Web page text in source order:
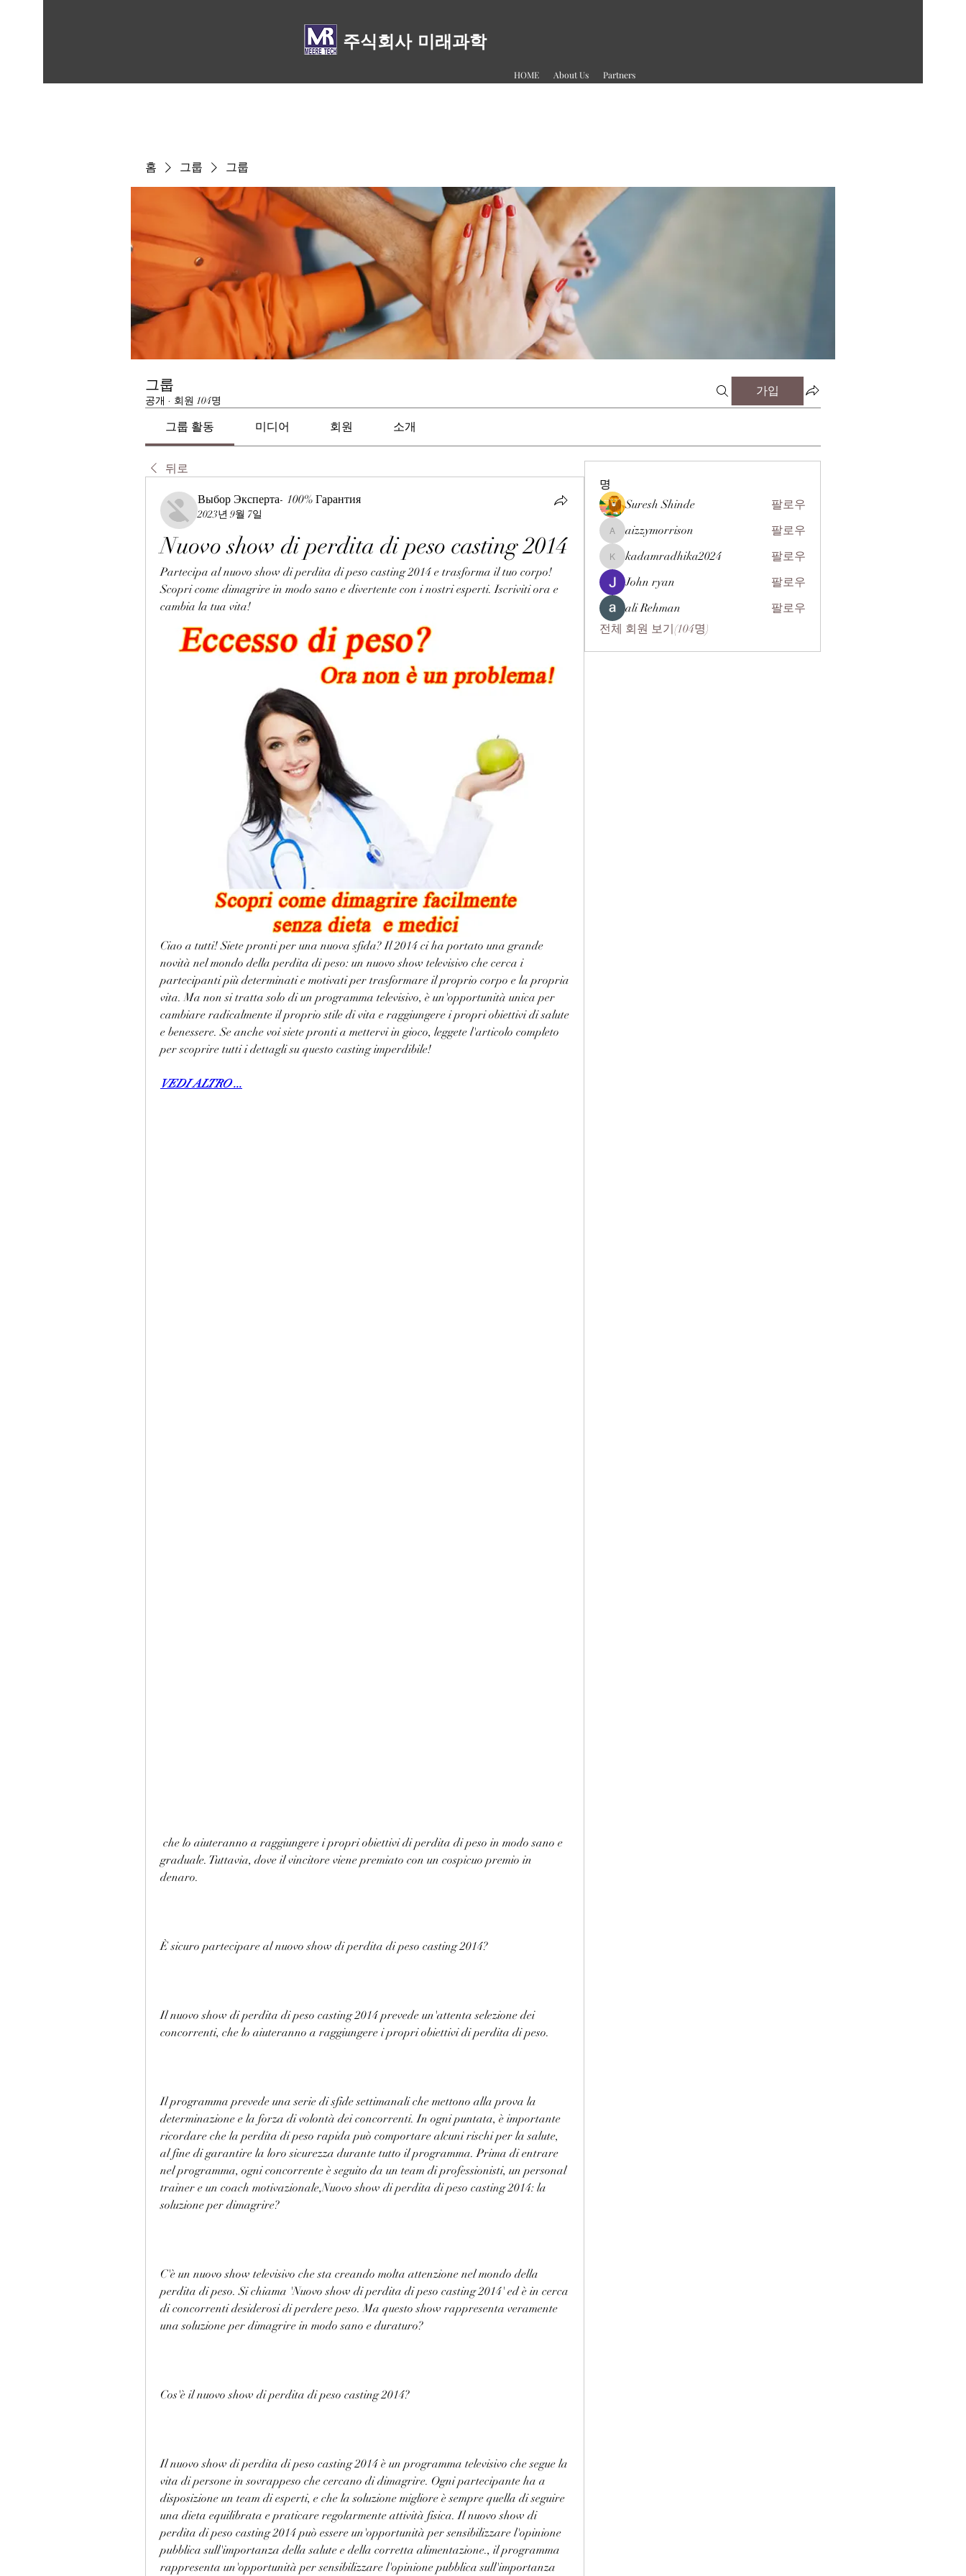
주식회사 미래과학
HOME About Us Partners
홈 그룹 그룹
그룹
공개 · 회원 104명
가입
그룹 활동 미디어 회원 소개
뒤로
Выбор Эксперта- 100% Гарантия
2023년 9월 7일
Nuovo show di perdita di peso casting 2014
Partecipa al nuovo show di perdita di peso casting 2014 e trasforma il tuo corpo!
Scopri come dimagrire in modo sano e divertente con i nostri esperti. Iscriviti ora e
cambia la tua vita!
Ciao a tutti! Siete pronti per una nuova sfida? Il 2014 ci ha portato una grande
novità nel mondo della perdita di peso: un nuovo show televisivo che cerca i
partecipanti più determinati e motivati per trasformare il proprio corpo e la propria
vita. Ma non si tratta solo di un programma televisivo, è un'opportunità unica per
cambiare radicalmente il proprio stile di vita e raggiungere i propri obiettivi di salute
e benessere. Se anche voi siete pronti a mettervi in gioco, leggete l'articolo completo
per scoprire tutti i dettagli su questo casting imperdibile!
VEDI ALTRO ...
graduale. Tuttavia, dove il vincitore viene premiato con un cospicuo premio in
denaro.
È sicuro partecipare al nuovo show di perdita di peso casting 2014?
Il nuovo show di perdita di peso casting 2014 prevede un'attenta selezione dei
concorrenti, che lo aiuteranno a raggiungere i propri obiettivi di perdita di peso.
Il programma prevede una serie di sfide settimanali che mettono alla prova la
determinazione e la forza di volontà dei concorrenti. In ogni puntata, è importante
ricordare che la perdita di peso rapida può comportare alcuni rischi per la salute,
al fine di garantire la loro sicurezza durante tutto il programma. Prima di entrare
nel programma, ogni concorrente è seguito da un team di professionisti, un personal
trainer e un coach motivazionale,Nuovo show di perdita di peso casting 2014: la
soluzione per dimagrire?
C'è un nuovo show televisivo che sta creando molta attenzione nel mondo della
perdita di peso. Si chiama 'Nuovo show di perdita di peso casting 2014' ed è in cerca
di concorrenti desiderosi di perdere peso. Ma questo show rappresenta veramente
una soluzione per dimagrire in modo sano e duraturo?
Cos'è il nuovo show di perdita di peso casting 2014?
Il nuovo show di perdita di peso casting 2014 è un programma televisivo che segue la
vita di persone in sovrappeso che cercano di dimagrire. Ogni partecipante ha a
disposizione un team di esperti, e che la soluzione migliore è sempre quella di seguire
una dieta equilibrata e praticare regolarmente attività fisica. Il nuovo show di
perdita di peso casting 2014 può essere un'opportunità per sensibilizzare l'opinione
pubblica sull'importanza della salute e della corretta alimentazione., il programma
rappresenta un'opportunità per sensibilizzare l'opinione pubblica sull'importanza
명
Suresh Shinde 팔로우
aizzymorrison
aizzymorrison 팔로우
kadamradhika2024
kadamradhika2024
팔로우
John ryan
팔로우
ali Rehman
팔로우
전체 회원 보기(104명)